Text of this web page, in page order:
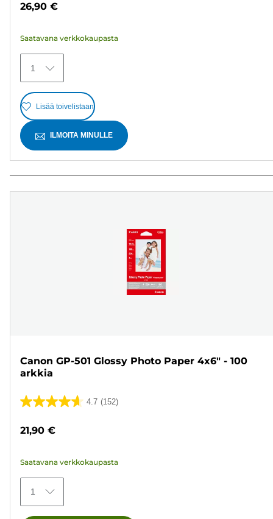
372
26,90 €
Saatavana verkkokaupasta
1
Lisää toivelistaan
ILMOITA MINULLE
Canon GP-501 Glossy Photo Paper 4x6" - 100
arkkia
4.7 (152)
4.7/5
152
21,90 €
Saatavana verkkokaupasta
1